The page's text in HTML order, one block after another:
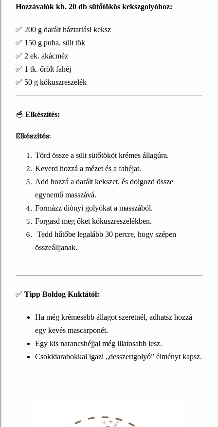
Hozzávalók kb. 20 db sütőtökös kekszgolyóhoz:
✅ 200 g darált háztartási keksz
✅ 150 g puha, sült tök
✅ 2 ek. akácméz
✅ 1 tk. őrölt fahéj
✅ 50 g kókuszreszelék
🥣 Elkészítés:
Elkészítés:
Törd össze a sült sütőtököt krémes állagúra.
Keverd hozzá a mézet és a fahéjat.
Add hozzá a darált kekszet, és dolgozd össze
egynemű masszává.
Formázz diónyi golyókat a masszából.
Forgasd meg őket kókuszreszelékben.
Tedd hűtőbe legalább 30 percre, hogy szépen
összeálljanak.
✅ Tipp Boldog Kuktától:
Ha még krémesebb állagot szeretnél, adhatsz hozzá
egy kevés mascarponét.
Egy kis narancshéjjal még illatosabb lesz.
Csokidarabokkal igazi „desszertgolyó” élményt kapsz.